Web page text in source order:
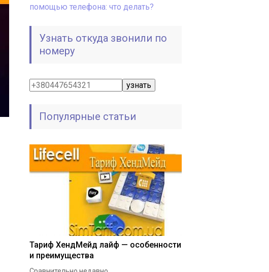
помощью телефона: что делать?
Узнать откуда звонили по
номеру
Популярные статьи
Тариф ХендМейд лайф — особенности
и преимущества